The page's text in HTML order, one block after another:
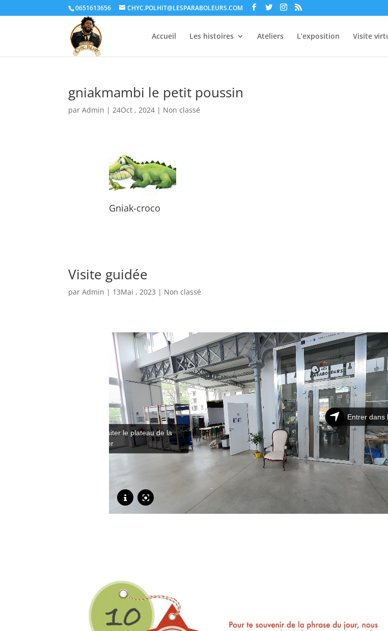
0651613656 CHYC.POLHIT@LESPARABOLEURS.COM
Accueil Les histoires Ateliers L’exposition Visite
gniakmambi le petit poussin
parAdmin |24Oct , 2024 | Non classé
Gniak-croco
Visite guidée
parAdmin | 13Mai , 2023 | Non classé